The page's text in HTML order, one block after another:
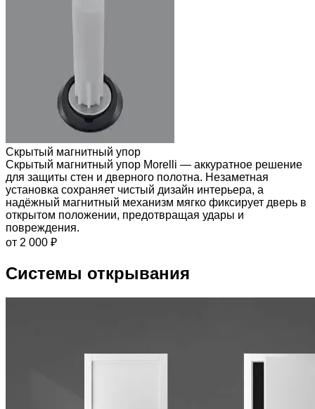
Скрытый магнитный упор
Скрытый магнитный упор Morelli — аккуратное решение
для защиты стен и дверного полотна. Незаметная
установка сохраняет чистый дизайн интерьера, а
надёжный магнитный механизм мягко фиксирует дверь в
открытом положении, предотвращая удары и
повреждения.
от 2 000 ₽
Системы открывания